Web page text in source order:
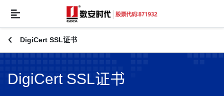
DigiCert SSL证书
DigiCert SSL证书